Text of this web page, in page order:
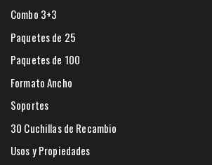
Combo 3+3
Paquetes de 25
Paquetes de 100
Formato Ancho
Soportes
30 Cuchillas de Recambio
Usos y Propiedades